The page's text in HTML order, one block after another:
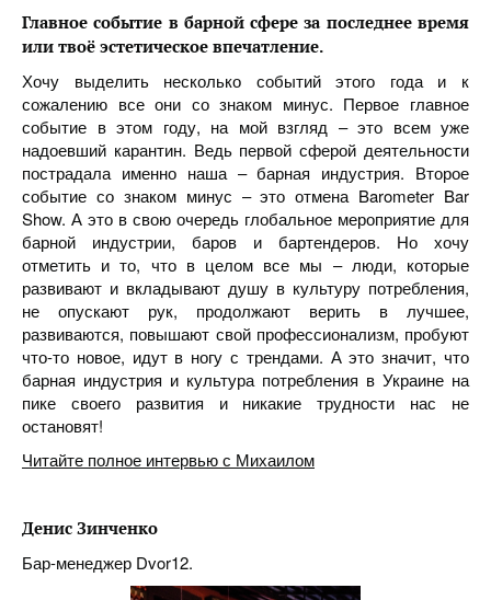
Главное событие в барной сфере за последнее время
или твоё эстетическое впечатление.
Хочу выделить несколько событий этого года и к
сожалению все они со знаком минус. Первое главное
событие в этом году, на мой взгляд – это всем уже
надоевший карантин. Ведь первой сферой деятельности
пострадала именно наша – барная индустрия. Второе
событие со знаком минус – это отмена Barometеr Bar
Show. А это в свою очередь глобальное мероприятие для
барной индустрии, баров и бартендеров. Но хочу
отметить и то, что в целом все мы – люди, которые
развивают и вкладывают душу в культуру потребления,
не опускают рук, продолжают верить в лучшее,
развиваются, повышают свой профессионализм, пробуют
что-то новое, идут в ногу с трендами. А это значит, что
барная индустрия и культура потребления в Украине на
пике своего развития и никакие трудности нас не
остановят!
Читайте полное интервью с Михаилом
Денис Зинченко
Бар-менеджер Dvor12.